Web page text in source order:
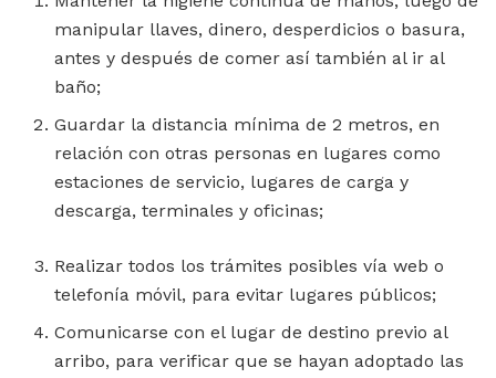
manipular llaves, dinero, desperdicios o basura,
antes y después de comer así también al ir al
baño;
Guardar la distancia mínima de 2 metros, en
relación con otras personas en lugares como
estaciones de servicio, lugares de carga y
descarga, terminales y oficinas;
Realizar todos los trámites posibles vía web o
telefonía móvil, para evitar lugares públicos;
Comunicarse con el lugar de destino previo al
arribo, para verificar que se hayan adoptado las